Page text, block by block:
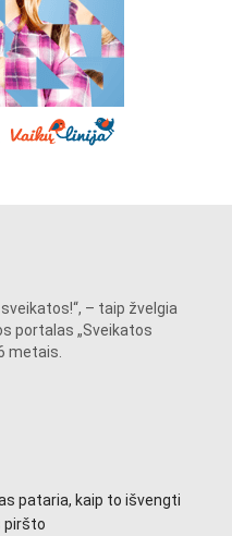
– taip žvelgia
portalas „Sveikatos
metais.
pataria, kaip to išvengti
piršto